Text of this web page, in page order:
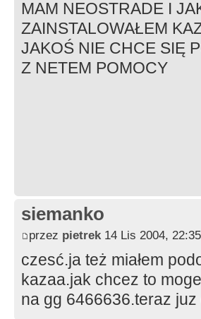
MAM NEOSTRADE I
ZAINSTALOWAŁEM
JAKOŚ NIE CHCE SIĘ
Z NETEM POMOCY
siemanko
przez pietrek 14 Lis 2004, 22:35
czesć.ja też miałem
kazaa.jak chcez to
na gg 6466636.teraz